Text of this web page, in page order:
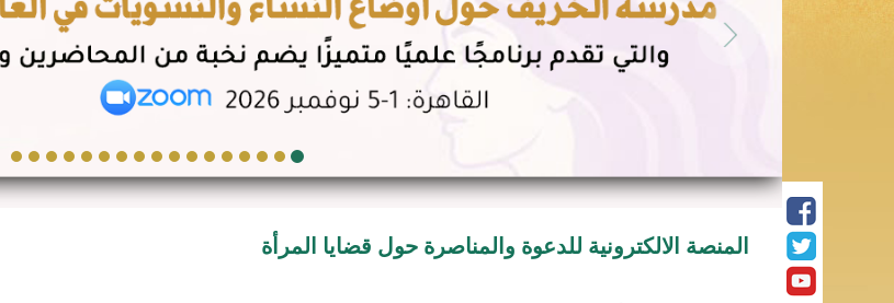
المنصة الالكترونية للدعوة والمناصرة حول قضايا المرأة